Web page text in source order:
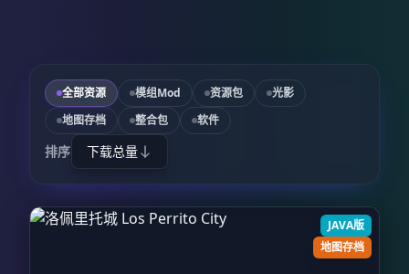
全部资源 模组Mod 资源包
光影
地图存档
整合包 软件
排序 下载总量
JAVA版
地图存档